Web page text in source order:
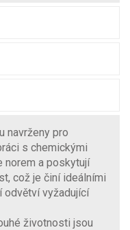
navrženy pro
s chemickými
norem a poskytují
což je činí ideálními
odvětví vyžadující
životnosti jsou